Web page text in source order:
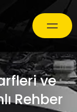
ve
Rehber